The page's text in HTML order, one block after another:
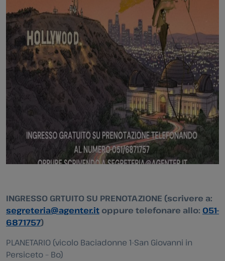
INGRESSO GRTUITO SU PRENOTAZIONE (scrivere a:
segreteria@agenter.it oppure telefonare allo: 051-
6871757)
PLANETARIO (vicolo Baciadonne 1-San Giovanni in
Persiceto – Bo)